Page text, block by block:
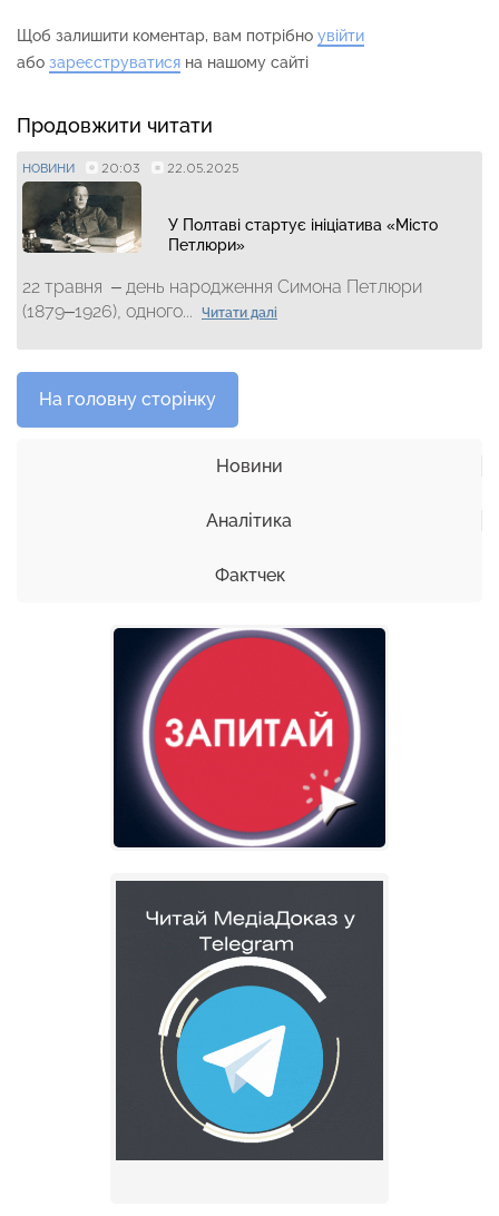
Щоб залишити коментар, вам потрібно увійти
або зареєструватися на нашому сайті
Продовжити читати
НОВИНИ 20:03 22.05.2025
У Полтаві стартує ініціатива «Місто
Петлюри»
22 травня – день народження Симона Петлюри
(1879–1926), одного...
Читати далі
На головну сторінку
Новини
Аналітика
Фактчек